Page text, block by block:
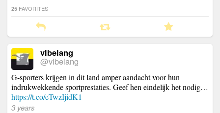
25 FAVORITES
vlbelang
@vlbelang
G-sporters krijgen in dit land amper aandacht voor hun
indrukwekkende sportprestaties. Geef hen eindelijk het nodig…
https://t.co/eTwzIjidK1
3 years